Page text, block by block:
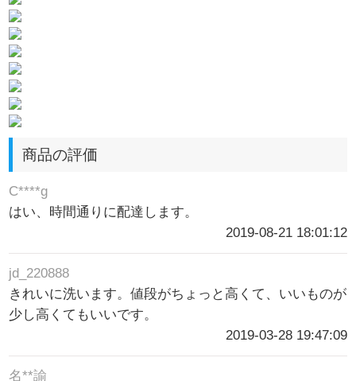
商品の評価
C****g
はい、時間通りに配達します。
2019-08-21 18:01:12
jd_220888
きれいに洗います。値段がちょっと高くて、いいものが
少し高くてもいいです。
2019-03-28 19:47:09
名**諭